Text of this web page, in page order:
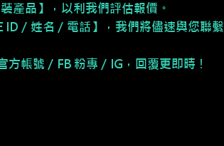
產品】，以利我們評估報價。
ID／姓名／電話】，我們將儘速與您聯繫
方帳號／FB 粉專／IG，回覆更即時！